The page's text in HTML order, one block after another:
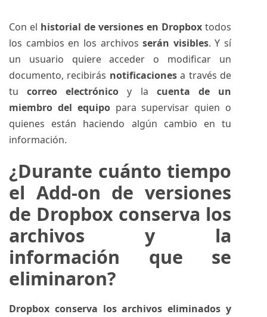
Con el historial de versiones en Dropbox todos
los cambios en los archivosserán visibles. Y sí
un usuario quiere acceder o modificar un
documento, recibirás notificacionesa través de
tucorreo electrónico y la cuenta de un
miembro del equipopara supervisar quien o
quienes están haciendo algún cambio en tu
información.
¿Durante cuánto tiempo
el Add-on de versiones
de Dropbox conserva los
archivos y la
información que se
eliminaron?
Dropbox conserva los archivos eliminados y